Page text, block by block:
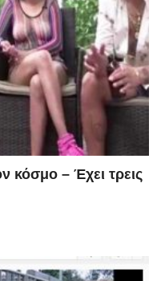
κόσμο – Έχει τρεις